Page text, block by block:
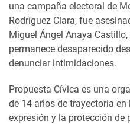
una campaña electoral de
Rodríguez Clara, fue
Miguel Ángel Anaya
permanece desaparecido
denunciar intimidaciones.
Propuesta Cívica es una
de 14 años de trayectoria
expresión y la protección de